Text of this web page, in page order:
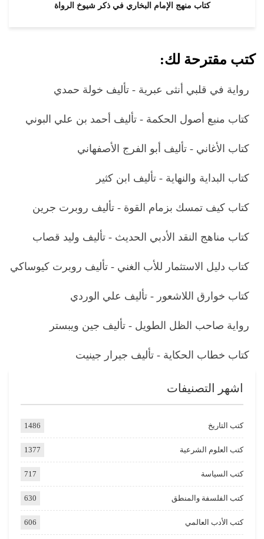
كتاب منهج الإمام البخاري في ذكر شيوخ الرواة
كتب مقترحة لك:
رواية في قلبي أنثى عبرية - تأليف خولة حمدي
كتاب منبع أصول الحكمة - تأليف أحمد بن علي البوني
كتاب الأغاني - تأليف أبو الفرج الأصفهاني
كتاب البداية والنهاية - تأليف ابن كثير
كتاب كيف تمسك بزمام القوة - تأليف روبرت جرين
كتاب مناهج النقد الأدبي الحديث - تأليف وليد قصاب
كتاب دليل الاستثمار للأب الغني - تأليف روبرت كيوساكي
كتاب خوارق اللاشعور - تأليف علي الوردي
رواية صاحب الظل الطويل - تأليف جين ويبستر
كتاب خطاب الحكاية - تأليف جيرار جينيت
اشهر التصنيفات
كتب التاريخ 1486
كتب العلوم الشرعية 1377
كتب السياسة 717
كتب الفلسفة والمنطق 630
كتب الأدب العالمي 606